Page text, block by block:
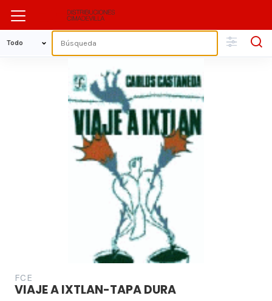
FCE
VIAJE A IXTLAN-TAPA DURA